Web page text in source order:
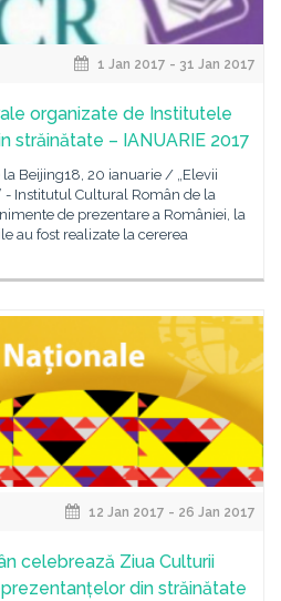
1 Jan 2017 - 31 Jan 2017
organizate de Institutele
străinătate – IANUARIE 2017
Beijing18, 20 ianuarie / „Elevii
- Institutul Cultural Român de la
de prezentare a României, la
au fost realizate la cererea
12 Jan 2017 - 26 Jan 2017
celebrează Ziua Culturii
din străinătate